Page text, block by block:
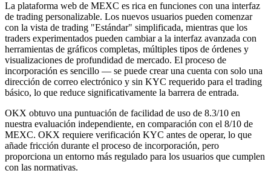
La plataforma web de MEXC es rica en funciones con una interfaz
de trading personalizable. Los nuevos usuarios pueden comenzar
con la vista de trading "Estándar" simplificada, mientras que los
traders experimentados pueden cambiar a la interfaz avanzada con
herramientas de gráficos completas, múltiples tipos de órdenes y
visualizaciones de profundidad de mercado. El proceso de
incorporación es sencillo — se puede crear una cuenta con solo una
dirección de correo electrónico y sin KYC requerido para el trading
básico, lo que reduce significativamente la barrera de entrada.
OKX obtuvo una puntuación de facilidad de uso de 8.3/10 en
nuestra evaluación independiente, en comparación con el 8/10 de
MEXC. OKX requiere verificación KYC antes de operar, lo que
añade fricción durante el proceso de incorporación, pero
proporciona un entorno más regulado para los usuarios que cumplen
con las normativas.